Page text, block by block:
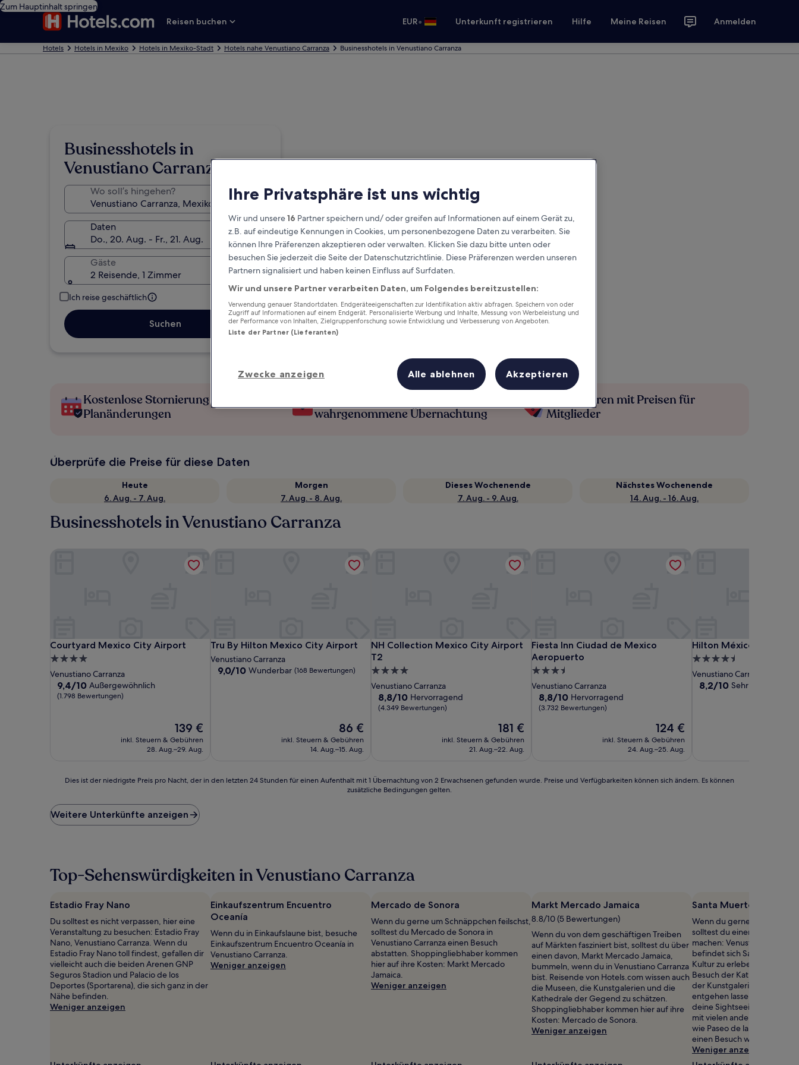
Zum Hauptinhalt springen
Reisen buchen
EUR• Unterkunft registrieren Hilfe Meine Reisen Anmelden
Hotels Hotels in Mexiko Hotels in Mexiko-Stadt Hotels nahe Venustiano Carranza Businesshotels in Venustiano Carranza
Businesshotels in
Venustiano Carranza
Wo soll’s hingehen?
Daten
Do., 20. Aug. - Fr., 21. Aug.
Gäste
2 Reisende, 1 Zimmer
Ich reise geschäftlich
Suchen
Kostenlose Stornierung bei
Planänderungen
wahrgenommene Übernachtung
Mehr sparen mit Preisen für
Mitglieder
Überprüfe die Preise für diese Daten
Heute
6. Aug. - 7. Aug.
Morgen
7. Aug. - 8. Aug.
Dieses Wochenende
7. Aug. - 9. Aug.
Nächstes Wochenende
14. Aug. - 16. Aug.
Businesshotels in Venustiano Carranza
Courtyard Mexico City Airport
Courtyard Mexico City Airport
4.0-
Sterne-
Unterkunft
Venustiano Carranza
9.4
von
9,4/10 Außergewöhnlich
(1.798 Bewertungen)
Der
Preis
beträgt
139 €
inkl. Steuern & Gebühren
28. Aug.–29. Aug.
Tru By Hilton Mexico City Airport
Tru By Hilton Mexico City Airport
Venustiano Carranza
9.0
9,0/10 Wunderbar (168 Bewertungen)
Der
Preis
beträgt
86 €
inkl. Steuern & Gebühren
14. Aug.–15. Aug.
Tru By Hilton Mexico City Airport
NH Collection Mexico City Airport
T2
NH Collection Mexico City Airport T2
4.0-
Sterne-
Unterkunft
Venustiano Carranza
8.8
von
8,8/10 Hervorragend
(4.349 Bewertungen)
Der
Preis
beträgt
181 €
inkl. Steuern & Gebühren
21. Aug.–22. Aug.
NH Collection Mexico City Airport T2
Fiesta Inn Ciudad de Mexico
Aeropuerto
Fiesta Inn Ciudad de Mexico Aeropuerto
3.5-
Sterne-
Unterkunft
Venustiano Carranza
8.8
von
8,8/10 Hervorragend
(3.732 Bewertungen)
Der
Preis
beträgt
124 €
inkl. Steuern & Gebühren
24. Aug.–25. Aug.
Fiesta Inn Ciudad de Mexico Aeropuerto
Hilton México City
Hilton México City
4.5-
Sterne-
Unterkunft
Venustiano Carranza
8.2
8,2/10 Sehr gut
der
niedrigste
Preis
den
letzten
für
einen
Aufenthalt
mit
1 Übernachtung
von
2 Erwachsenen
gefunden
wurde.
Preise
Dies ist der niedrigste Preis pro Nacht, der in den letzten 24 Stunden für einen Aufenthalt mit 1 Übernachtung von 2 Erwachsenen gefunden wurde. Preise und Verfügbarkeiten können sich ändern. Es können
zusätzliche Bedingungen gelten.
Weitere Unterkünfte anzeigen
Top-Sehenswürdigkeiten in Venustiano Carranza
Estadio Fray Nano
Du solltest es nicht verpassen, hier eine
Veranstaltung zu besuchen: Estadio Fray
Nano, Venustiano Carranza. Wenn du
Estadio Fray Nano toll findest, gefallen dir
vielleicht auch die beiden Arenen GNP
Seguros Stadion und Palacio de los
Deportes (Sportarena), die sich ganz in der
Nähe befinden.
Weniger anzeigen
Einkaufszentrum Encuentro
Oceanía
Wenn du in Einkaufslaune bist, besuche
Einkaufszentrum Encuentro Oceanía in
Venustiano Carranza.
Weniger anzeigen
Mercado de Sonora
Wenn du gerne um Schnäppchen feilschst,
solltest du Mercado de Sonora in
Venustiano Carranza einen Besuch
abstatten. Shoppingliebhaber kommen
hier auf ihre Kosten: Markt Mercado
Jamaica.
Weniger anzeigen
Markt Mercado Jamaica
8.8/10 (5 Bewertungen)
Wenn du von dem geschäftigen Treiben
auf Märkten fasziniert bist, solltest du über
einen davon, Markt Mercado Jamaica,
bummeln, wenn du in Venustiano Carranza
bist. Reisende von Hotels.com wissen auch
die Museen, die Kunstgalerien und die
Kathedrale der Gegend zu schätzen.
Shoppingliebhaber kommen hier auf ihre
Kosten: Mercado de Sonora.
Weniger anzeigen
Santa Muerte Altar
Wenn du gerne Kirchen
solltest du einen Abstecher
machen: Venustiano
befindet sich Santa Muerte
Kultur zu erleben, solltest
Besuch der Kathedrale, der
der Kunstgalerien der
entgehen lassen: Mach dich
deine Sightseeingtour.
mit vielen anderen
wie Paseo de la Reforma
einen Besuch wert sind.
Weniger anzeigen
Ihre Privatsphäre ist uns wichtig
Wir und unsere16 Partner speichern und/ oder greifen auf Informationen auf einem Gerät zu,
z.B. auf eindeutige Kennungen in Cookies, um personenbezogene Daten zu verarbeiten. Sie
können Ihre Präferenzen akzeptieren oder verwalten. Klicken Sie dazu bitte unten oder
besuchen Sie jederzeit die Seite der Datenschutzrichtlinie. Diese Präferenzen werden unseren
Partnern signalisiert und haben keinen Einfluss auf Surfdaten.
Wir und unsere Partner verarbeiten Daten, um Folgendes bereitzustellen:
Verwendung genauer Standortdaten. Endgeräteeigenschaften zur Identifikation aktiv abfragen. Speichern von oder
Zugriff auf Informationen auf einem Endgerät. Personalisierte Werbung und Inhalte, Messung von Werbeleistung und
der Performance von Inhalten, Zielgruppenforschung sowie Entwicklung und Verbesserung von Angeboten.
Liste der Partner (Lieferanten)
Zwecke anzeigen Alle ablehnen Akzeptieren